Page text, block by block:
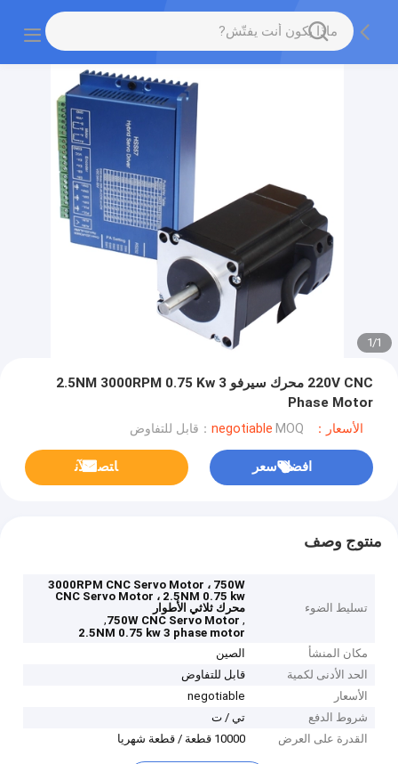
1
/
1
220V CNC محرك سيرفو 2.5NM 3000RPM 0.75 Kw 3
Phase Motor
الأسعار：negotiable MOQ：قابل للتفاوض
افضل سعر ﺎﺘﺼﻟ ﺍﻶﻧ
منتوج وصف
تسليط الضوء
3000RPM CNC Servo Motor ، 750W
CNC Servo Motor ، 2.5NM 0.75 kw
محرك ثلاثي الأطوار
,
750W CNC Servo Motor
,
2.5NM 0.75 kw 3 phase motor
مكان المنشأ
الصين
الحد الأدنى لكمية
قابل للتفاوض
الأسعار
negotiable
شروط الدفع
تي / ت
القدرة على العرض
10000 قطعة / قطعة شهريا